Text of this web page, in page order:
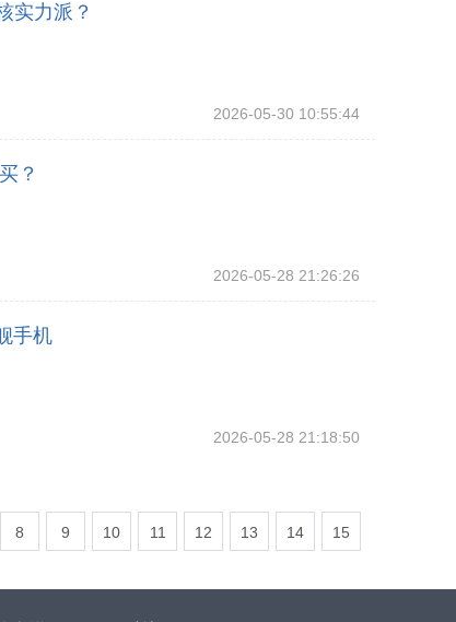
实力派？
2026-05-30 10:55:44
？
2026-05-28 21:26:26
手机
2026-05-28 21:18:50
8 9 10 11 12 13 14 15